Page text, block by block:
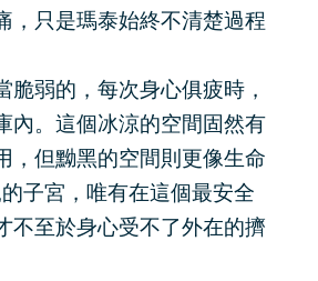
，只是瑪泰始終不清楚過程
脆弱的，每次身心俱疲時，
內。這個冰涼的空間固然有
，但黝黑的空間則更像生命
子宮，唯有在這個最安全
不至於身心受不了外在的擠
。